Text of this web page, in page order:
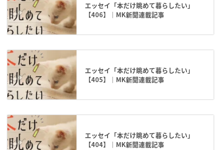
エッセイ「本だけ眺めて暮らしたい」
【406】｜MK新聞連載記事
エッセイ「本だけ眺めて暮らしたい」
【405】｜MK新聞連載記事
エッセイ「本だけ眺めて暮らしたい」
【404】｜MK新聞連載記事